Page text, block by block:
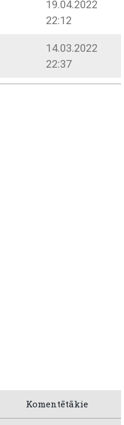
19.04.2022
22:12
14.03.2022
22:37
Komentētākie